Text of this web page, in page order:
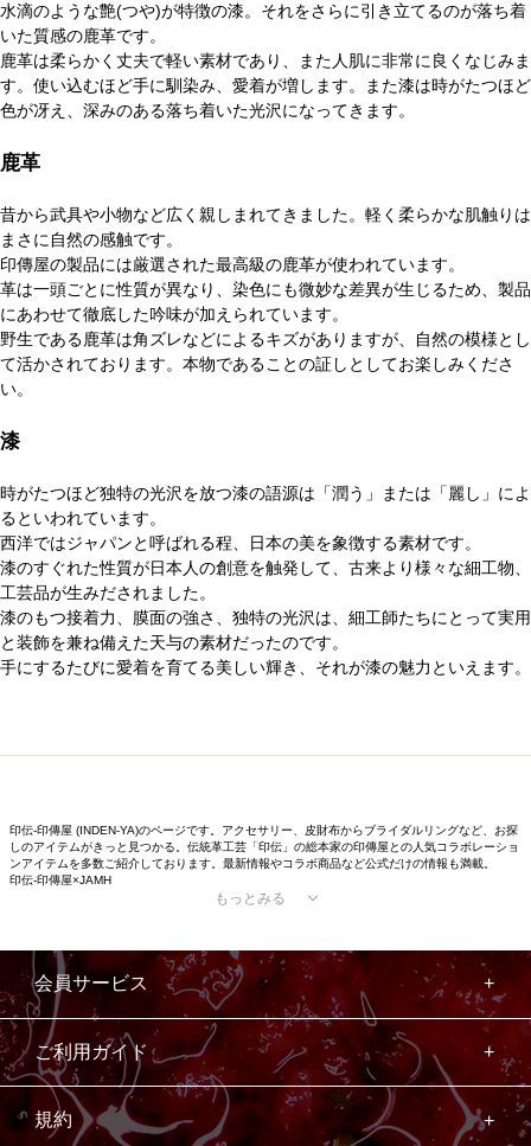
水滴のような艶(つや)が特徴の漆。それをさらに引き立てるのが落ち着
いた質感の鹿革です。
鹿革は柔らかく丈夫で軽い素材であり、また人肌に非常に良くなじみま
す。使い込むほど手に馴染み、愛着が増します。また漆は時がたつほど
色が冴え、深みのある落ち着いた光沢になってきます。
鹿革
昔から武具や小物など広く親しまれてきました。軽く柔らかな肌触りは
まさに自然の感触です。
印傳屋の製品には厳選された最高級の鹿革が使われています。
革は一頭ごとに性質が異なり、染色にも微妙な差異が生じるため、製品
にあわせて徹底した吟味が加えられています。
野生である鹿革は角ズレなどによるキズがありますが、自然の模様とし
て活かされております。本物であることの証しとしてお楽しみくださ
い。
漆
時がたつほど独特の光沢を放つ漆の語源は「潤う」または「麗し」によ
るといわれています。
西洋ではジャパンと呼ばれる程、日本の美を象徴する素材です。
漆のすぐれた性質が日本人の創意を触発して、古来より様々な細工物、
工芸品が生みだされました。
漆のもつ接着力、膜面の強さ、独特の光沢は、細工師たちにとって実用
と装飾を兼ね備えた天与の素材だったのです。
手にするたびに愛着を育てる美しい輝き、それが漆の魅力といえます。
印伝-印傳屋 (INDEN-YA)のページです。アクセサリー、皮財布からブライダルリングなど、お探
しのアイテムがきっと見つかる。伝統革工芸「印伝」の総本家の印傳屋との人気コラボレーショ
ンアイテムを多数ご紹介しております。最新情報やコラボ商品など公式だけの情報も満載。
印伝-印傳屋×JAMH
もっとみる
会員サービス
ご利用ガイド
規約